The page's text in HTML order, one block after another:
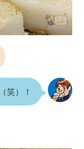
笑）！